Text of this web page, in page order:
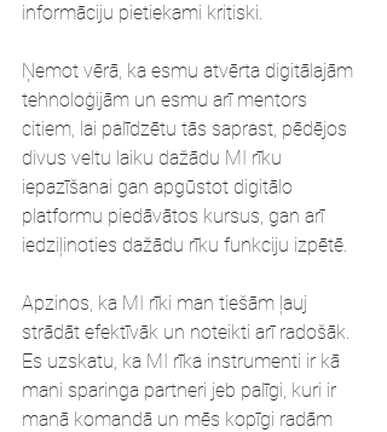
informāciju pietiekami kritiski.
Ņemot vērā, ka esmu atvērta digitālajām
tehnoloģijām un esmu arī mentors
citiem, lai palīdzētu tās saprast, pēdējos
divus veltu laiku dažādu MI rīku
iepazīšanai gan apgūstot digitālo
platformu piedāvātos kursus, gan arī
iedziļinoties dažādu rīku funkciju izpētē.
Apzinos, ka MI rīki man tiešām ļauj
strādāt efektīvāk un noteikti arī radošāk.
Es uzskatu, ka MI rīka instrumenti ir kā
mani sparinga partneri jeb palīgi, kuri ir
manā komandā un mēs kopīgi radām